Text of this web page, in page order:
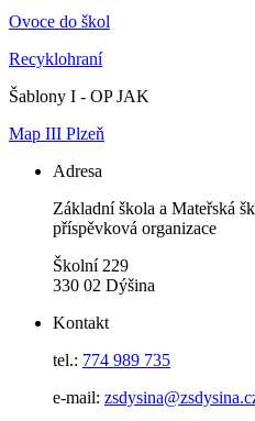
Ovoce do škol
Recyklohraní
Šablony I - OP JAK
Map III Plzeň
Adresa
Základní škola a Mateřská
příspěvková organizace
Školní 229
330 02 Dýšina
Kontakt
tel.: 774 989 735
e-mail: